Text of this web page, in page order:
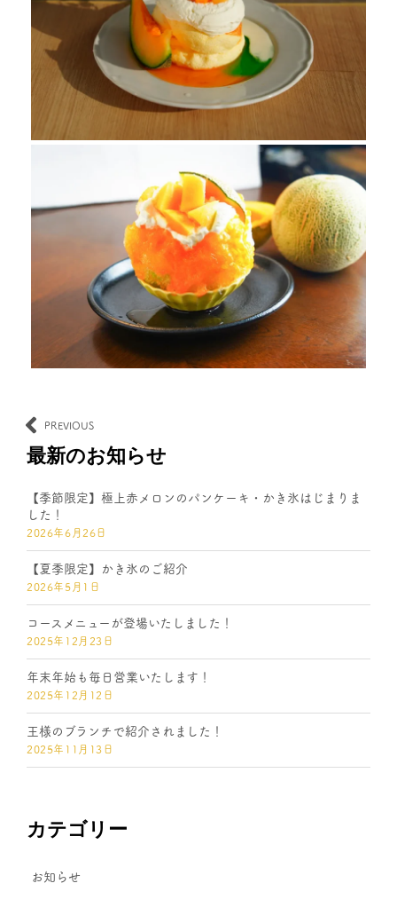
PREVIOUS
最新のお知らせ
【季節限定】極上赤メロンのパンケーキ・かき氷はじまりま
した！
2026年6月26日
【夏季限定】かき氷のご紹介
2026年5月1日
コースメニューが登場いたしました！
2025年12月23日
年末年始も毎日営業いたします！
2025年12月12日
王様のブランチで紹介されました！
2025年11月13日
カテゴリー
お知らせ